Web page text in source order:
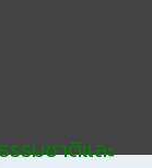
รมชาติและ